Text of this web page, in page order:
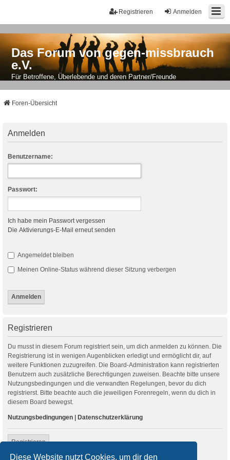
Diese Website nutzt Cookies, um dir den
Anmelden
Registrieren
Das Forum von gegen-missbrauch
e.V.
Für Betroffene, Überlebende und deren Partner/Freunde
Foren-Übersicht
Anmelden
Benutzername:
Passwort:
Ich habe mein Passwort vergessen
Die Aktivierungs-E-Mail erneut senden
Angemeldet bleiben
Meinen Online-Status während dieser Sitzung verbergen
Registrieren
Du musst in diesem Forum registriert sein, um dich anmelden zu können. Die
Registrierung ist in wenigen Augenblicken erledigt und ermöglicht dir, auf
weitere Funktionen zuzugreifen. Die Board-Administration kann registrierten
Benutzern auch zusätzliche Berechtigungen zuweisen. Beachte bitte unsere
Nutzungsbedingungen und die verwandten Regelungen, bevor du dich
registrierst. Bitte beachte auch die jeweiligen Forenregeln, wenn du dich in
diesem Board bewegst.
Nutzungsbedingungen | Datenschutzerklärung
Registrieren